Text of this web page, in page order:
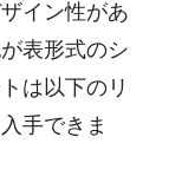
イン性があ
表形式のシ
は以下のリ
手できま